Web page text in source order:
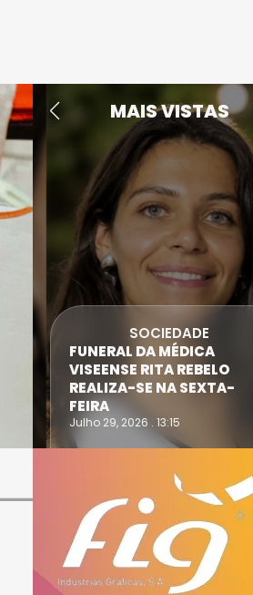
MAIS VISTAS
SOCIEDADE
FUNERAL DA MÉDICA
VISEENSE RITA REBELO
REALIZA-SE NA SEXTA-
FEIRA
Julho 29, 2026 . 13:15